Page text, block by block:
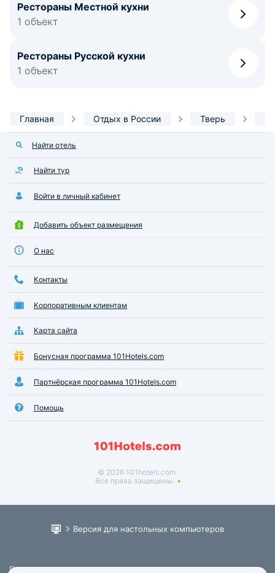
Рестораны Местной кухни
1 объект
Рестораны Русской кухни
1 объект
Главная Отдых в России Тверь
Найти отель
Найти тур
Войти в личный кабинет
Добавить объект размещения
О нас
Контакты
Корпоративным клиентам
Карта сайта
Бонусная программа 101Hotels.com
Партнёрская программа 101Hotels.com
Помощь
© 2026 101hotels.com.
Все права защищены.
Версия для настольных компьютеров
Пользовательское соглашение